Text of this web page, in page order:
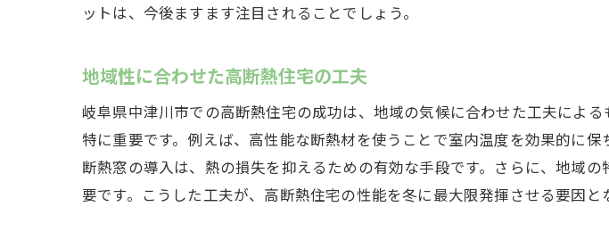
ットは、今後ますます注目されることでしょう。
地域性に合わせた高断熱住宅の工夫
岐阜県中津川市での高断熱住宅の成功は、地域の気候に合わせた工夫によ
特に重要です。例えば、高性能な断熱材を使うことで室内温度を効果的に
断熱窓の導入は、熱の損失を抑えるための有効な手段です。さらに、地域
要です。こうした工夫が、高断熱住宅の性能を冬に最大限発揮させる要因と